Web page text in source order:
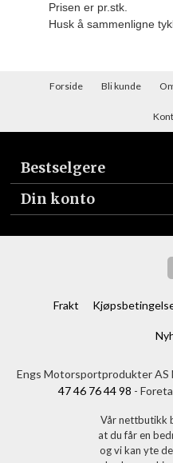
Prisen er pr.stk.
Husk å sammenligne
Forside Bli kunde
Bestselgere
Din konto
Frakt
Engs Motorsportprodukter AS
47 46 76 44 98 -
Vår nettbutikk
at du får en
og vi kan yte